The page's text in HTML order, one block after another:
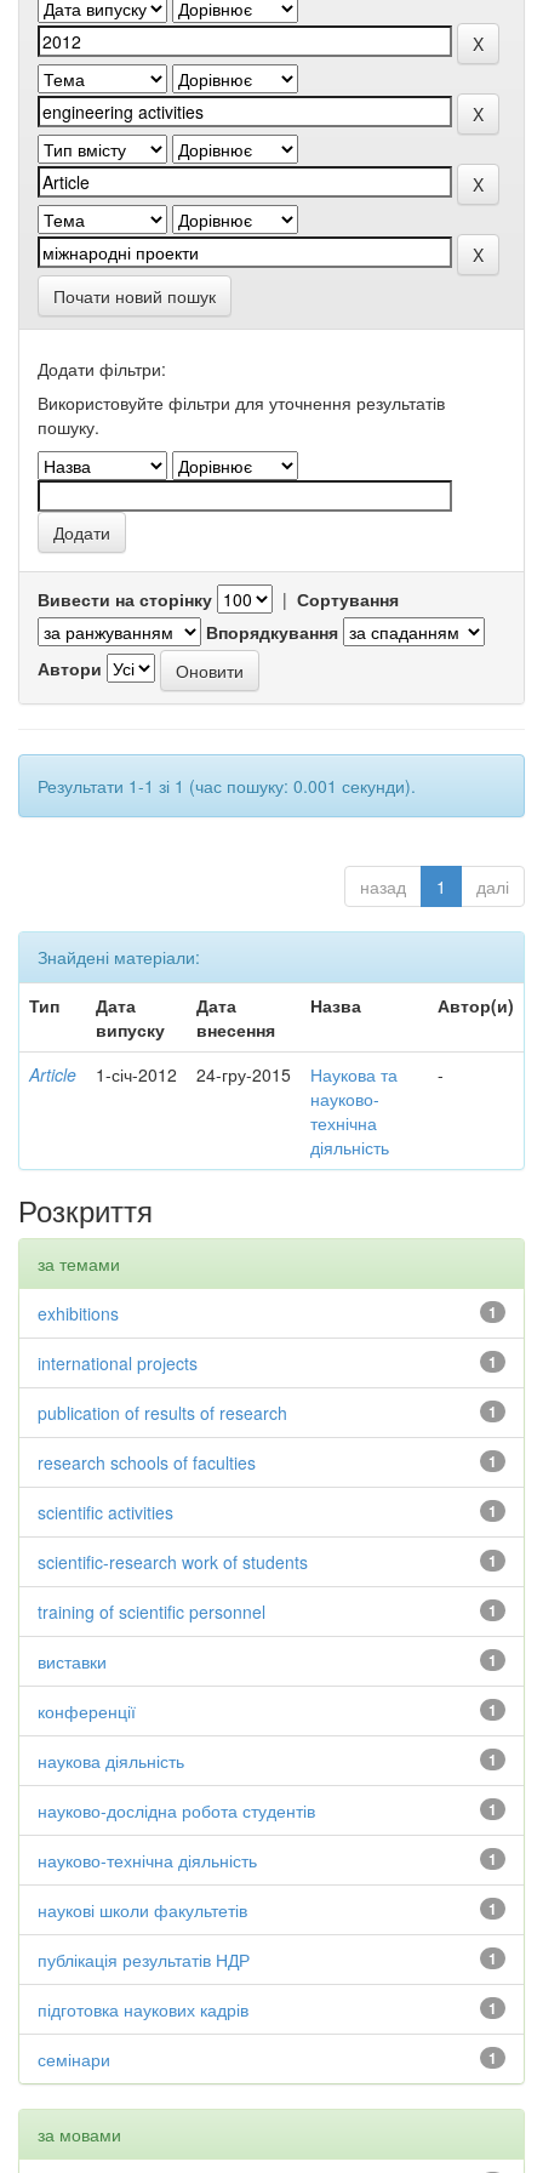
Почати новий пошук
Додати фільтри:
Використовуйте фільтри для уточнення результатів
пошуку.
Вивести на сторінку | Сортування
Впорядкування
Автори
Результати 1-1 зі 1 (час пошуку: 0.001 секунди).
назад 1 далі
Знайдені матеріали:
Тип
Дата
випуску
Дата
внесення
Назва Автор(и)
Article 1-січ-2012 24-гру-2015
Наукова та
науково-
технічна
діяльність
-
Розкриття
за темами
1
exhibitions
1
international projects
1
publication of results of research
1
research schools of faculties
1
scientific activities
1
scientific-research work of students
1
training of scientific personnel
1
виставки
1
конференції
1
наукова діяльність
1
науково-дослідна робота студентів
1
науково-технічна діяльність
1
наукові школи факультетів
1
публікація результатів НДР
1
підготовка наукових кадрів
1
семінари
за мовами